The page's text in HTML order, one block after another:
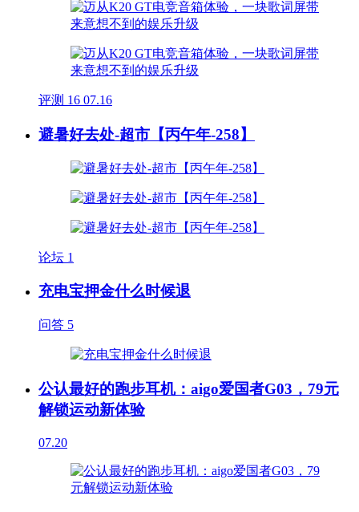
评测 16 07.16
避暑好去处-超市【丙午年-258】
论坛 1
充电宝押金什么时候退
问答 5
公认最好的跑步耳机：aigo爱国者G03，79元
解锁运动新体验
07.20